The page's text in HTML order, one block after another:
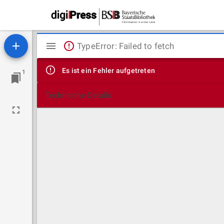
1
Mirador
Viewer
TypeError: Failed to fetch
Es ist ein Fehler aufgetreten
Technische Details